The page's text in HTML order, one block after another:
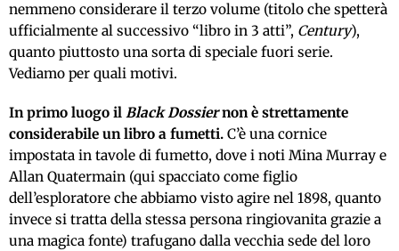
nemmeno considerare il terzo volume (titolo che spetterà
ufficialmente al successivo “libro in 3 atti”, Century),
quanto piuttosto una sorta di speciale fuori serie.
Vediamo per quali motivi.
In primo luogo il Black Dossiernon è strettamente
considerabile un libro a fumetti. C’è una cornice
impostata in tavole di fumetto, dove i noti Mina Murray e
Allan Quatermain (qui spacciato come figlio
dell’esploratore che abbiamo visto agire nel 1898, quanto
invece si tratta della stessa persona ringiovanita grazie a
una magica fonte) trafugano dalla vecchia sede del loro